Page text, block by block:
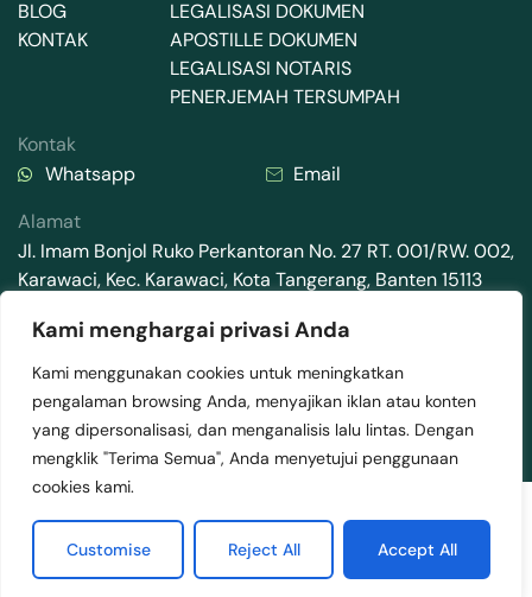
Kami menghargai privasi Anda
Kami menggunakan cookies untuk meningkatkan
pengalaman browsing Anda, menyajikan iklan atau konten
yang dipersonalisasi, dan menganalisis lalu lintas. Dengan
mengklik "Terima Semua", Anda menyetujui penggunaan
cookies kami.
Customise Reject All Accept All
BLOG
KONTAK
LEGALISASI DOKUMEN
APOSTILLE DOKUMEN
LEGALISASI NOTARIS
PENERJEMAH TERSUMPAH
Kontak
Whatsapp
Email
Alamat
Jl. Imam Bonjol Ruko Perkantoran No. 27 RT. 001/RW. 002,
Karawaci, Kec. Karawaci, Kota Tangerang, Banten 15113
2025 © Mediamaz Visa . All rights reserved.
Terms & Conditions
Privacy Policy